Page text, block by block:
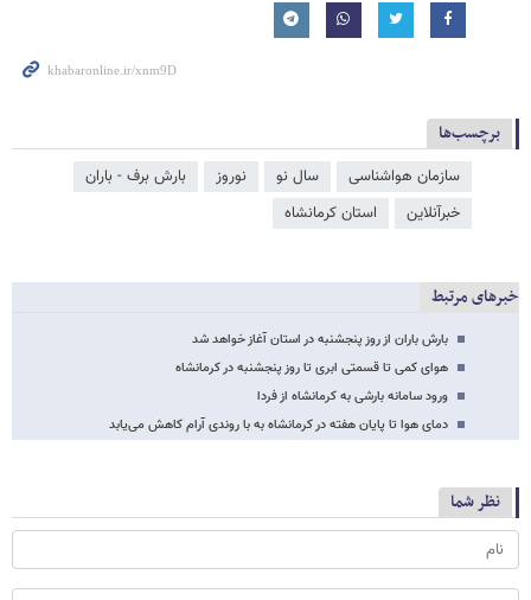
برچسب‌ها
سازمان هواشناسی سال نو نوروز
بارش برف - باران
خبرآنلاین
استان کرمانشاه
خبرهای مرتبط
بارش باران از روز پنجشنبه در استان آغاز خواهد شد
هوای کمی تا قسمتی ابری تا روز پنجشنبه در کرمانشاه
ورود سامانه بارشی به کرمانشاه از فردا
دمای هوا تا پایان هفته در کرمانشاه به با روندی آرام کاهش می‌یابد
نظر شما